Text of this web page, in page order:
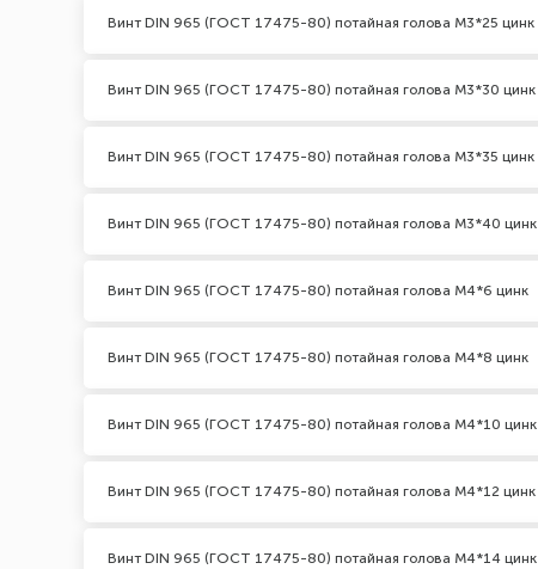
Винт DIN 965 (ГОСТ 17475-80) потайная голова М3*25 цинк
Винт DIN 965 (ГОСТ 17475-80) потайная голова М3*30 цинк
Винт DIN 965 (ГОСТ 17475-80) потайная голова М3*35 цинк
Винт DIN 965 (ГОСТ 17475-80) потайная голова М3*40 цинк
Винт DIN 965 (ГОСТ 17475-80) потайная голова М4*6 цинк
Винт DIN 965 (ГОСТ 17475-80) потайная голова М4*8 цинк
Винт DIN 965 (ГОСТ 17475-80) потайная голова М4*10 цинк
Винт DIN 965 (ГОСТ 17475-80) потайная голова М4*12 цинк
Винт DIN 965 (ГОСТ 17475-80) потайная голова М4*14 цинк